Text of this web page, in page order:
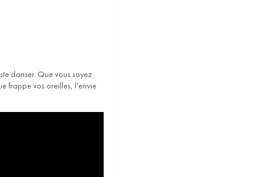
danser. Que vous soyez
frappe vos oreilles, l'envie